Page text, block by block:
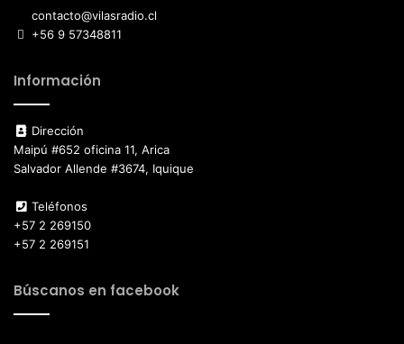
contacto@vilasradio.cl
+56 9 57348811
Información
Dirección
Maipú #652 oficina 11, Arica
Salvador Allende #3674, Iquique
Teléfonos
+57 2 269150
+57 2 269151
Búscanos en facebook